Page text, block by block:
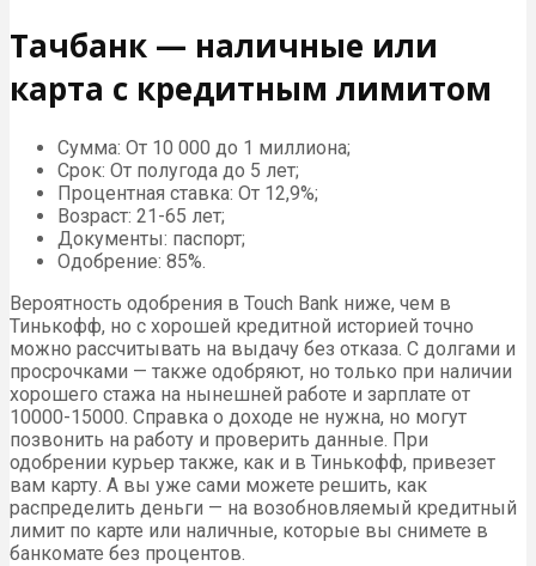
Тачбанк — наличные или
карта с кредитным лимитом
Сумма: От 10 000 до 1 миллиона;
Срок: От полугода до 5 лет;
Процентная ставка: От 12,9%;
Возраст: 21-65 лет;
Документы: паспорт;
Одобрение: 85%.
Вероятность одобрения в Touch Bank ниже, чем в
Тинькофф, но с хорошей кредитной историей точно
можно рассчитывать на выдачу без отказа. С долгами и
просрочками — также одобряют, но только при наличии
хорошего стажа на нынешней работе и зарплате от
10000-15000. Справка о доходе не нужна, но могут
позвонить на работу и проверить данные. При
одобрении курьер также, как и в Тинькофф, привезет
вам карту. А вы уже сами можете решить, как
распределить деньги — на возобновляемый кредитный
лимит по карте или наличные, которые вы снимете в
банкомате без процентов.